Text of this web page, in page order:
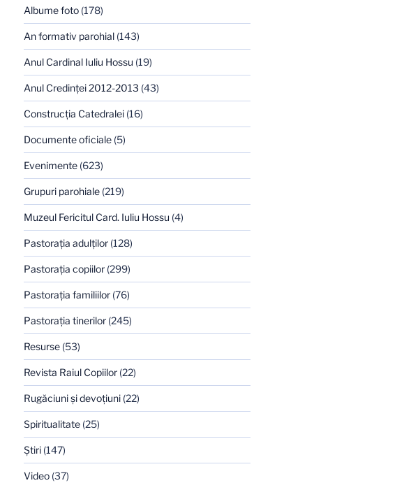
Albume foto(178)
An formativ parohial(143)
Anul Cardinal Iuliu Hossu (19)
Anul Credinţei 2012-2013 (43)
Construcţia Catedralei(16)
Documente oficiale(5)
Evenimente(623)
Grupuri parohiale(219)
Muzeul Fericitul Card. Iuliu Hossu (4)
Pastoraţia adulţilor(128)
Pastoraţia copiilor(299)
Pastoraţia familiilor(76)
Pastoraţia tinerilor(245)
Resurse(53)
Revista Raiul Copiilor(22)
Rugăciuni şi devoţiuni(22)
Spiritualitate(25)
Ştiri(147)
Video(37)